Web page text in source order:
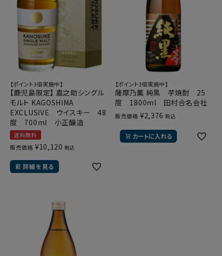
【ポイント3倍実施中】
【鹿児島限定】 嘉之助シングル
モルト KAGOSHIMA
EXCLUSIVE ウイスキー 48
度 700ml 小正醸造
送料無料
販売価格 ¥10,120 税込
詳細を見る
【ポイント3倍実施中】
薩摩乃薫 純黒 芋焼酎 25
度 1800ml 田村合名会社
販売価格 ¥2,376 税込
カートに入れる